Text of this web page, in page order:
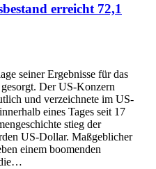
erreicht 72,1
seiner Ergebnisse für das
Der US-Konzern
und verzeichnete im US-
eines Tages seit 17
stieg der
US-Dollar. Maßgeblicher
einem boomenden
die…